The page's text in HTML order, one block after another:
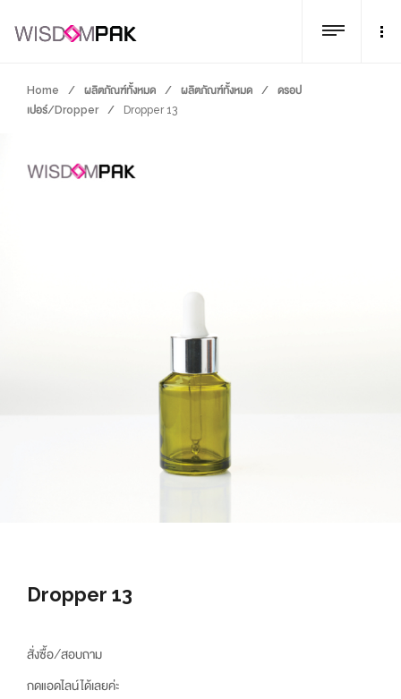
Home / ผลิตภัณฑ์ทั้งหมด / ผลิตภัณฑ์ทั้งหมด /
ดรอป
เปอร์/Dropper
/ Dropper 13
Dropper 13
สั่งซื้อ/สอบถาม
กดแอดไลน์ได้เลยค่ะ